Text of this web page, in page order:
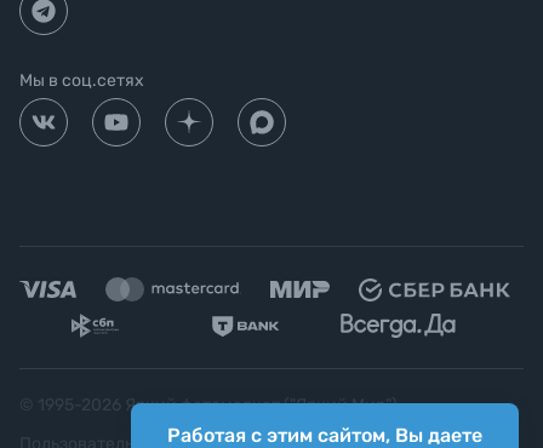
Работая с этим сайтом, Вы даете
Мы в соц.сетях
Яркий фотомаркет ("Яркий Мир")
Пользовательское соглашение